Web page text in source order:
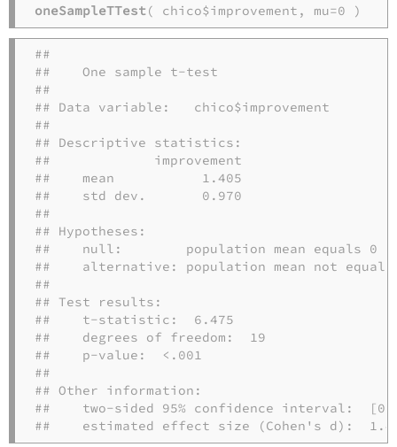
oneSampleTTest( chico$improvement, mu=0 )
##
##    One sample t-test
##
## Data variable:   chico$improvement
##
## Descriptive statistics:
##             improvement
##    mean           1.405
##    std dev.       0.970
##
## Hypotheses:
##    null:        population mean equals 0
##    alternative: population mean not
##
## Test results:
##    t-statistic:  6.475
##    degrees of freedom:  19
##    p-value:  <.001
##
## Other information:
##    two-sided 95% confidence interval:
##    estimated effect size (Cohen's d):